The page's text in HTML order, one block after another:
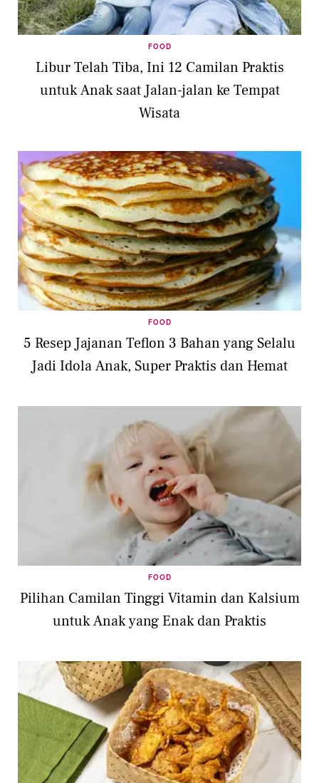
FOOD
Libur Telah Tiba, Ini 12 Camilan Praktis
untuk Anak saat Jalan-jalan ke Tempat
Wisata
FOOD
5 Resep Jajanan Teflon 3 Bahan yang Selalu
Jadi Idola Anak, Super Praktis dan Hemat
FOOD
Pilihan Camilan Tinggi Vitamin dan Kalsium
untuk Anak yang Enak dan Praktis